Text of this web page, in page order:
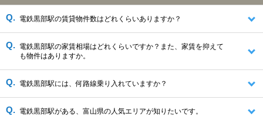
電鉄黒部駅の賃貸物件数はどれくらいありますか？
電鉄黒部駅の家賃相場はどれくらいですか？また、家賃を抑えて
も物件はありますか。
電鉄黒部駅には、何路線乗り入れていますか？
電鉄黒部駅がある、富山県の人気エリアが知りたいです。